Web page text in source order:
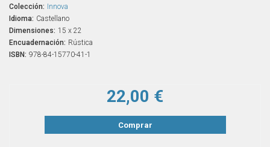
Colección:
Innova
Idioma: Castellano
Dimensiones: 15 x 22
Encuadernación: Rústica
ISBN: 978-84-15770-41-1
22,00 €
Comprar